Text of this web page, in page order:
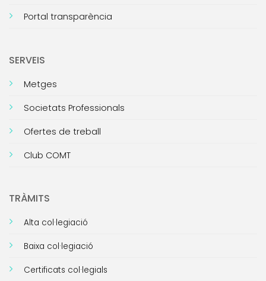
Portal transparència
SERVEIS
Metges
Societats Professionals
Ofertes de treball
Club COMT
TRÀMITS
Alta col·legiació
Baixa col·legiació
Certificats col·legials